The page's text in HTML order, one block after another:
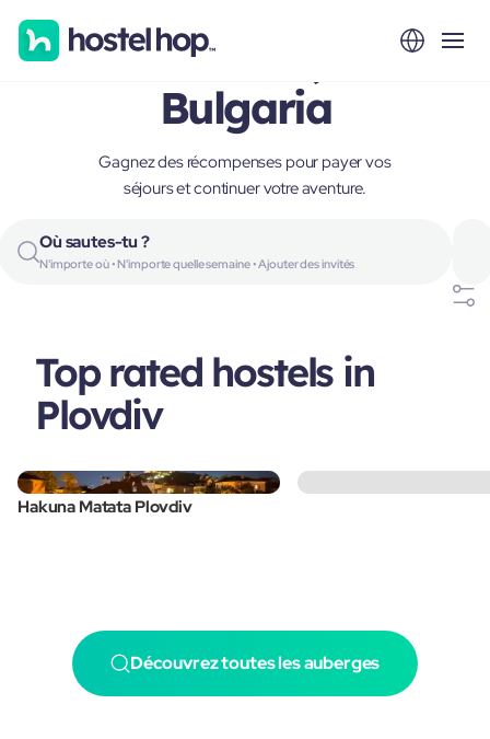
Plovdiv,
Bulgaria
Gagnez des récompenses pour payer vos
séjours et continuer votre aventure.
Où sautes-tu ?
N'importe où • N'importe quelle semaine • Ajouter des invités
Top rated hostels in
Plovdiv
Hakuna Matata Plovdiv
Découvrez toutes les auberges